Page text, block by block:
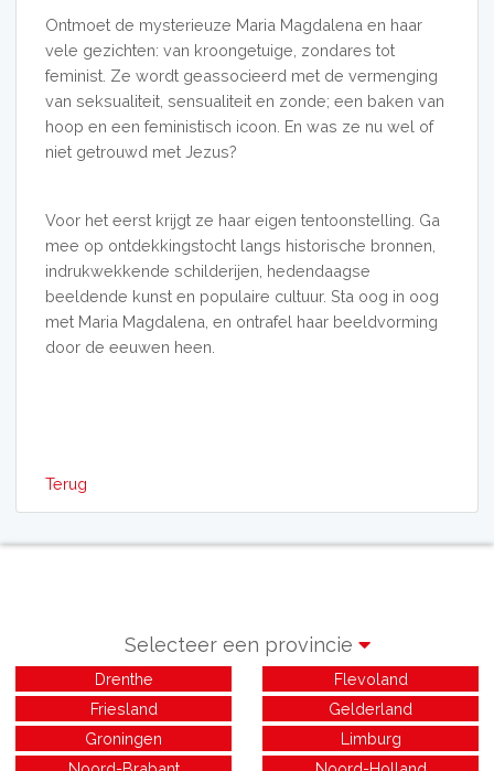
Ontmoet de mysterieuze Maria Magdalena en haar
vele gezichten: van kroongetuige, zondares tot
feminist. Ze wordt geassocieerd met de vermenging
van seksualiteit, sensualiteit en zonde; een baken van
hoop en een feministisch icoon. En was ze nu wel of
niet getrouwd met Jezus?
Voor het eerst krijgt ze haar eigen tentoonstelling. Ga
mee op ontdekkingstocht langs historische bronnen,
indrukwekkende schilderijen, hedendaagse
beeldende kunst en populaire cultuur. Sta oog in oog
met Maria Magdalena, en ontrafel haar beeldvorming
door de eeuwen heen.
Terug
Selecteer een provincie
Drenthe
Flevoland
Friesland
Gelderland
Groningen
Limburg